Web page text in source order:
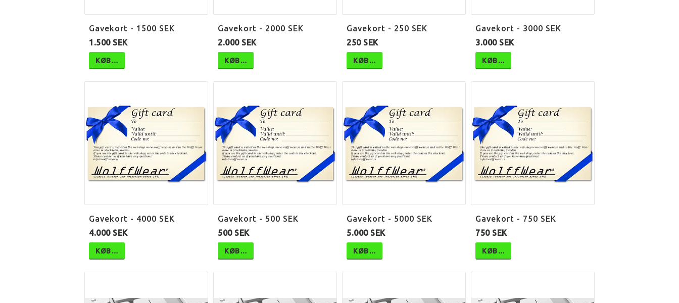
Gavekort - 1500 SEK
1.500 SEK
KØB…
Gavekort - 2000 SEK
2.000 SEK
KØB…
Gavekort - 250 SEK
250 SEK
KØB…
Gavekort - 3000 SEK
3.000 SEK
KØB…
Gavekort - 4000 SEK
4.000 SEK
KØB…
Gavekort - 500 SEK
500 SEK
KØB…
Gavekort - 5000 SEK
5.000 SEK
KØB…
Gavekort - 750 SEK
750 SEK
KØB…